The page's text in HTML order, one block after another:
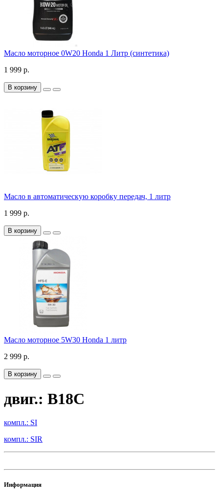
Масло моторное 0W20 Honda 1 Литр (синтетика)
1 999 р.
В корзину
Масло в автоматическую коробку передач, 1 литр
1 999 р.
В корзину
Масло моторное 5W30 Honda 1 литр
2 999 р.
В корзину
двиг.: B18C
компл.: SI
компл.: SIR
Информация